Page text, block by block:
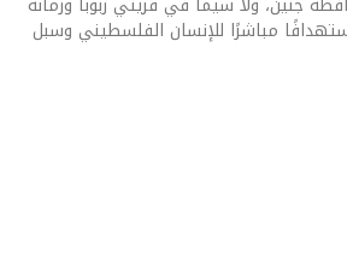
مباشرًا للإنسان الفلسطيني وسبل